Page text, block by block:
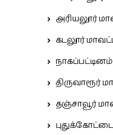
அரியலூர்
கடலூர்
திருவாரூர்
தஞ்சாவூர்